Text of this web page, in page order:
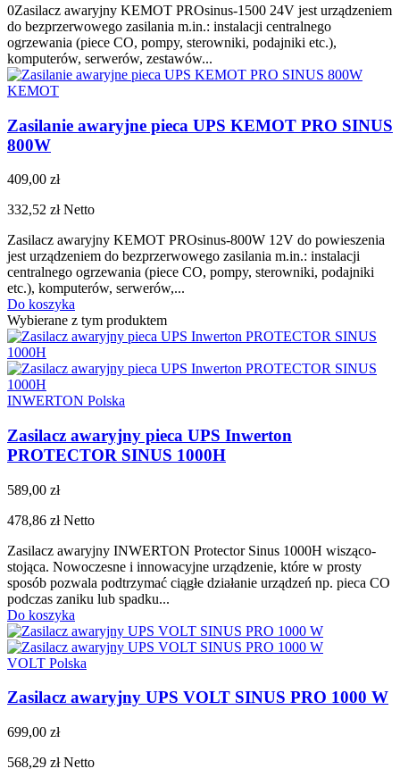
0Zasilacz awaryjny KEMOT PROsinus-1500 24V jest urządzeniem
do bezprzerwowego zasilania m.in.: instalacji centralnego
ogrzewania (piece CO, pompy, sterowniki, podajniki etc.),
komputerów, serwerów, zestawów...
KEMOT
Zasilanie awaryjne pieca UPS KEMOT PRO SINUS
800W
409,00 zł
332,52 złNetto
Zasilacz awaryjny KEMOT PROsinus-800W 12V do powieszenia
jest urządzeniem do bezprzerwowego zasilania m.in.: instalacji
centralnego ogrzewania (piece CO, pompy, sterowniki, podajniki
etc.), komputerów, serwerów,...
Do koszyka
Wybierane z tym produktem
INWERTON Polska
Zasilacz awaryjny pieca UPS Inwerton
PROTECTOR SINUS 1000H
589,00 zł
478,86 złNetto
Zasilacz awaryjny INWERTON Protector Sinus 1000H wisząco-
stojąca. Nowoczesne i innowacyjne urządzenie, które w prosty
sposób pozwala podtrzymać ciągłe działanie urządzeń np. pieca CO
podczas zaniku lub spadku...
Do koszyka
VOLT Polska
Zasilacz awaryjny UPS VOLT SINUS PRO 1000 W
699,00 zł
568,29 złNetto